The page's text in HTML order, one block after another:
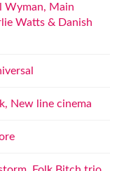
Wyman, Main
Watts & Danish
New line cinema